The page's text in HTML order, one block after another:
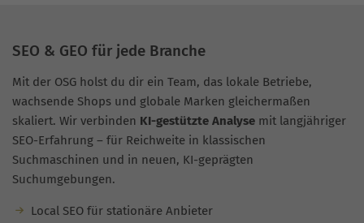
SEO & GEO für jede Branche
Mit der OSG holst du dir ein Team, das lokale Betriebe,
wachsende Shops und globale Marken gleichermaßen
skaliert. Wir verbinden KI-gestützte Analyse mit langjähriger
SEO-Erfahrung – für Reichweite in klassischen
Suchmaschinen und in neuen, KI-geprägten
Suchumgebungen.
Local SEO für stationäre Anbieter